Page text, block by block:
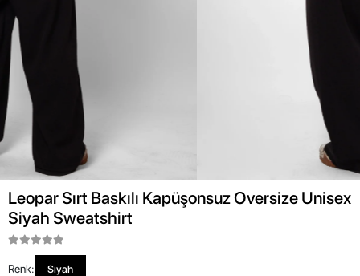
Leopar Sırt Baskılı Kapüşonsuz Oversize Unisex
Siyah Sweatshirt
Renk: Siyah